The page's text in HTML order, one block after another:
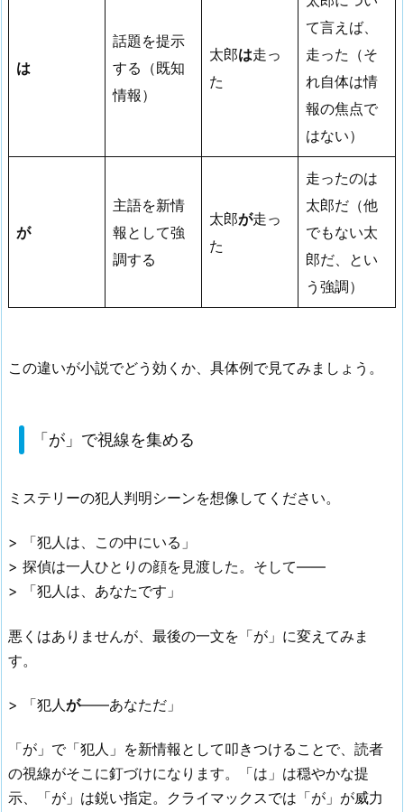
は
話題を提示
する（既知
情報）
太郎は走っ
た
て言えば、
走った（そ
れ自体は情
報の焦点で
はない）
が
主語を新情
報として強
調する
太郎が走っ
た
走ったのは
太郎だ（他
でもない太
郎だ、とい
う強調）
この違いが小説でどう効くか、具体例で見てみましょう。
「が」で視線を集める
ミステリーの犯人判明シーンを想像してください。
> 「犯人は、この中にいる」
> 探偵は一人ひとりの顔を見渡した。そして——
> 「犯人は、あなたです」
悪くはありませんが、最後の一文を「が」に変えてみま
す。
> 「犯人が——あなただ」
「が」で「犯人」を新情報として叩きつけることで、読者
の視線がそこに釘づけになります。「は」は穏やかな提
示、「が」は鋭い指定。クライマックスでは「が」が威力